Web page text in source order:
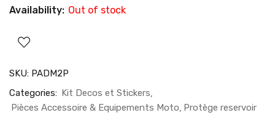
Availability: Out of stock
SKU: PADM2P
Categories: Kit Decos et Stickers
Pièces Accessoire & Equipements Moto Protège reservoir